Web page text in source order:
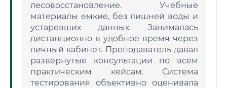
лесовосстановление. Учебные
материалы емкие, без лишней воды и
устаревших данных. Занималась
дистанционно в удобное время через
личный кабинет. Преподаватель давал
развернутые консультации по всем
практическим кейсам. Система
тестирования объективно оценивала